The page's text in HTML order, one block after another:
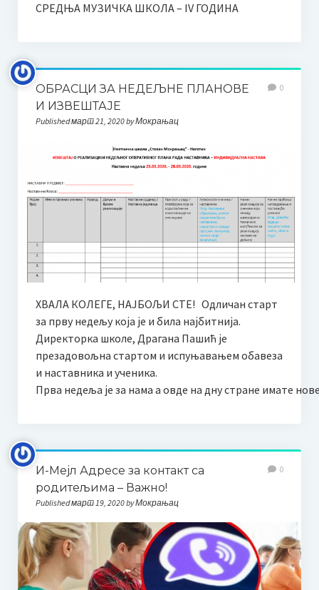
Годишњи испити у ОМШ
Средње музичко образовање
Програм за ученике оштећеног вида
Такмичење гудача “Стеван Мокрањац” 2025
Како се пријавити?
Жири
Додатне информације | Смештај | Такси службе
International solo singing competition “Mokranjac“, in honor and
memory of Milica Popović
О такмичењу / About competition
Правилник / Rulebook
Пропозиције / Proposition
Пријава за такмичење
СРЕДЊА МУЗИЧКА ШКОЛА – IV ГОДИНА
ОБРАСЦИ ЗА НЕДЕЉНЕ ПЛАНОВЕ
И ИЗВЕШТАЈЕ
Published март 21, 2020 by Мокрањац
0
ХВАЛА КОЛЕГЕ, НАЈБОЉИ СТЕ! Одличан старт
за прву недељу која је и била најбитнија.
Директорка школе, Драгана Пашић је
презадовољна стартом и испуњавањем обавеза
и наставника и ученика.
Прва недеља је за нама а овде на дну стране имате
И-Мејл Адресе за контакт са
родитељима – Важно!
Published март 19, 2020 by Мокрањац
0